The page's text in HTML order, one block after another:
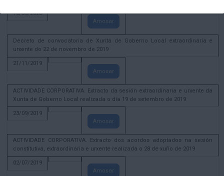
18/06/2020
Amosar
Decreto de convocatoria de Xunta de Goberno Local extraordinaria e
urxente do 22 de novembro de 2019
21/11/2019
Amosar
ACTIVIDADE CORPORATIVA. Extracto da sesión extraordinaria e urxente da
Xunta de Goberno Local realizada o día 19 de setembro de 2019
23/09/2019
Amosar
ACTIVIDADE CORPORATIVA. Extracto dos acordos adoptados na sesión
constitutiva, extraordinaria e urxente realizada o 28 de xuño de 2019
02/07/2019
Amosar